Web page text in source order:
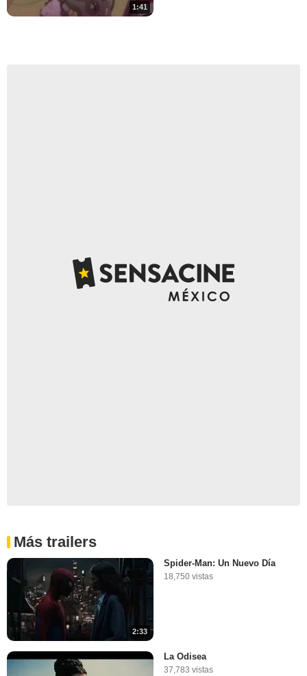
1:41
Más trailers
2:33
Spider-Man: Un Nuevo Día
18,750 vistas
La Odisea
37,783 vistas